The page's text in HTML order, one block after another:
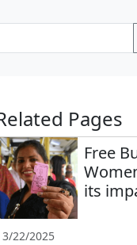
Pages
Free
its
3/22/2025